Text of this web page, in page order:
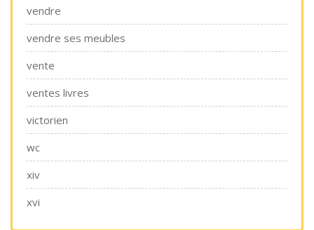
vendre
vendre ses meubles
vente
ventes livres
victorien
wc
xiv
xvi